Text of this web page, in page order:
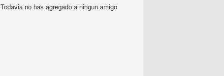
Todavia no has agregado a ningun amigo